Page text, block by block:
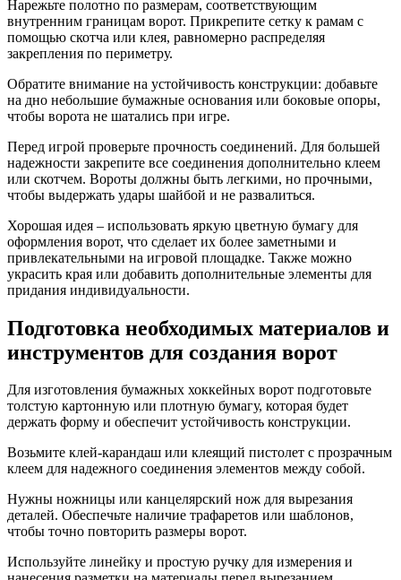
Нарежьте полотно по размерам, соответствующим
внутренним границам ворот. Прикрепите сетку к рамам с
помощью скотча или клея, равномерно распределяя
закрепления по периметру.
Обратите внимание на устойчивость конструкции: добавьте
на дно небольшие бумажные основания или боковые опоры,
чтобы ворота не шатались при игре.
Перед игрой проверьте прочность соединений. Для большей
надежности закрепите все соединения дополнительно клеем
или скотчем. Вороты должны быть легкими, но прочными,
чтобы выдержать удары шайбой и не развалиться.
Хорошая идея – использовать яркую цветную бумагу для
оформления ворот, что сделает их более заметными и
привлекательными на игровой площадке. Также можно
украсить края или добавить дополнительные элементы для
придания индивидуальности.
Подготовка необходимых материалов и
инструментов для создания ворот
Для изготовления бумажных хоккейных ворот подготовьте
толстую картонную или плотную бумагу, которая будет
держать форму и обеспечит устойчивость конструкции.
Возьмите клей-карандаш или клеящий пистолет с прозрачным
клеем для надежного соединения элементов между собой.
Нужны ножницы или канцелярский нож для вырезания
деталей. Обеспечьте наличие трафаретов или шаблонов,
чтобы точно повторить размеры ворот.
Используйте линейку и простую ручку для измерения и